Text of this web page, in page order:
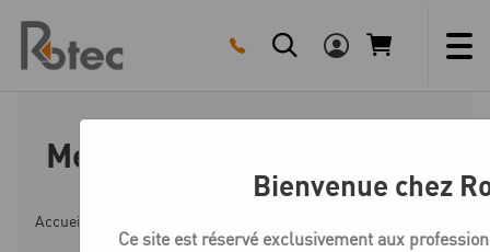
content
Medentika T-Série Novaloc
Accueil
Bienvenue chez
Ce site est réservé exclusivement aux